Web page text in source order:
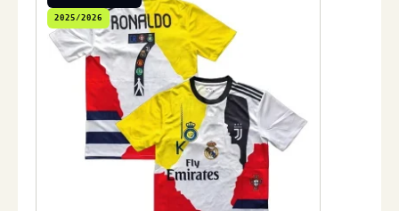
2025/2026